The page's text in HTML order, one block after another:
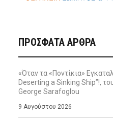
ΠΡΌΣΦΑΤΑ ΆΡΘΡΑ
«Όταν τα «Ποντίκια»
Deserting a Sinking Ship”!,
George Sarafoglou
9 Αυγούστου 2026